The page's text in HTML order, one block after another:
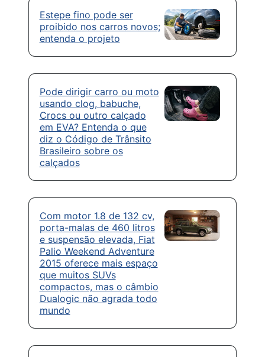
Estepe fino pode ser
proibido nos carros novos;
entenda o projeto
Pode dirigir carro ou moto
usando clog, babuche,
Crocs ou outro calçado
em EVA? Entenda o que
diz o Código de Trânsito
Brasileiro sobre os
calçados
Com motor 1.8 de 132 cv,
porta-malas de 460 litros
e suspensão elevada, Fiat
Palio Weekend Adventure
2015 oferece mais espaço
que muitos SUVs
compactos, mas o câmbio
Dualogic não agrada todo
mundo